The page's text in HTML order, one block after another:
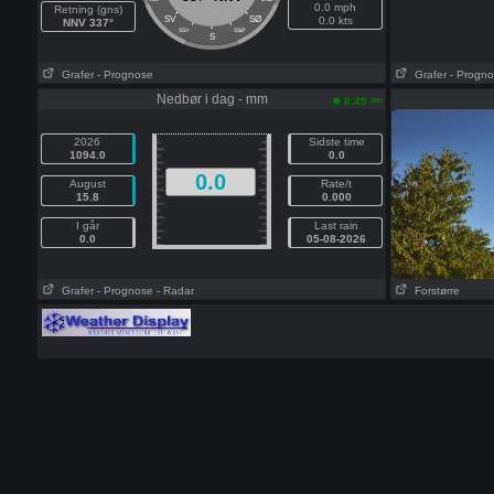
Retning (gns)
NNV 337°
SV SØ
SSV SSØ
S
0.0 mph
0.0 kts
Grafer - Prognose Grafer -
Nedbør i dag - mm 8:49 am
2026
1094.0
August
15.8
I går
0.0
0.0
Sidste time
0.0
Rate/t
0.000
Last rain
05-08-2026
Grafer - Prognose - Radar Forstørre